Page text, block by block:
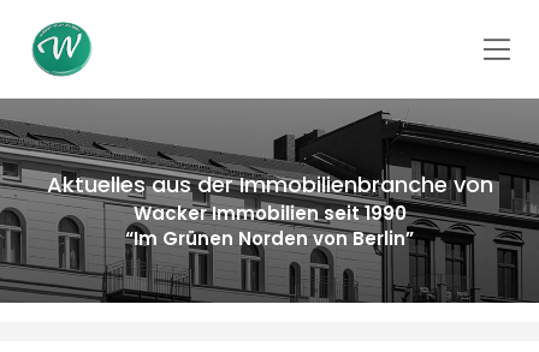
Aktuelles aus der Immobilienbranche von
Wacker Immobilien seit 1990
“Im Grünen Norden von Berlin”